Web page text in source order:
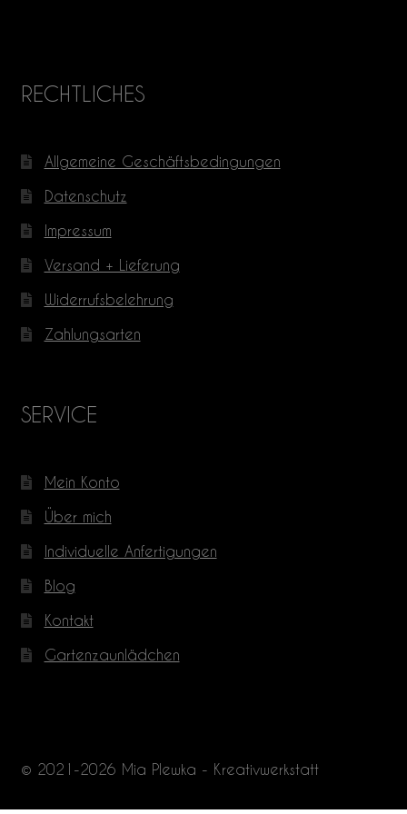
RECHTLICHES
Allgemeine Geschäftsbedingungen
Datenschutz
Impressum
Versand + Lieferung
Widerrufsbelehrung
Zahlungsarten
SERVICE
Mein Konto
Über mich
Individuelle Anfertigungen
Blog
Kontakt
Gartenzaunlädchen
© 2021-2026 Mia Plewka - Kreativwerkstatt